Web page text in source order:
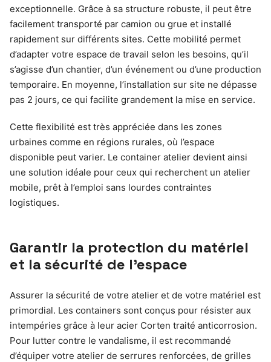
exceptionnelle. Grâce à sa structure robuste, il peut être
facilement transporté par camion ou grue et installé
rapidement sur différents sites. Cette mobilité permet
d’adapter votre espace de travail selon les besoins, qu’il
s’agisse d’un chantier, d’un événement ou d’une production
temporaire. En moyenne, l’installation sur site ne dépasse
pas 2 jours, ce qui facilite grandement la mise en service.
Cette flexibilité est très appréciée dans les zones
urbaines comme en régions rurales, où l’espace
disponible peut varier. Le container atelier devient ainsi
une solution idéale pour ceux qui recherchent un atelier
mobile, prêt à l’emploi sans lourdes contraintes
logistiques.
Garantir la protection du matériel
et la sécurité de l’espace
Assurer la sécurité de votre atelier et de votre matériel est
primordial. Les containers sont conçus pour résister aux
intempéries grâce à leur acier Corten traité anticorrosion.
Pour lutter contre le vandalisme, il est recommandé
d’équiper votre atelier de serrures renforcées, de grilles